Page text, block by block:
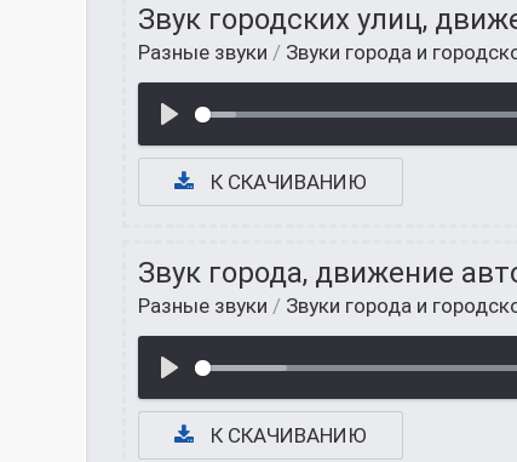
Звук городских улиц,
Разные звуки / Звуки города и
К СКАЧИВАНИЮ
Звук города, движение
Разные звуки / Звуки города и
К СКАЧИВАНИЮ